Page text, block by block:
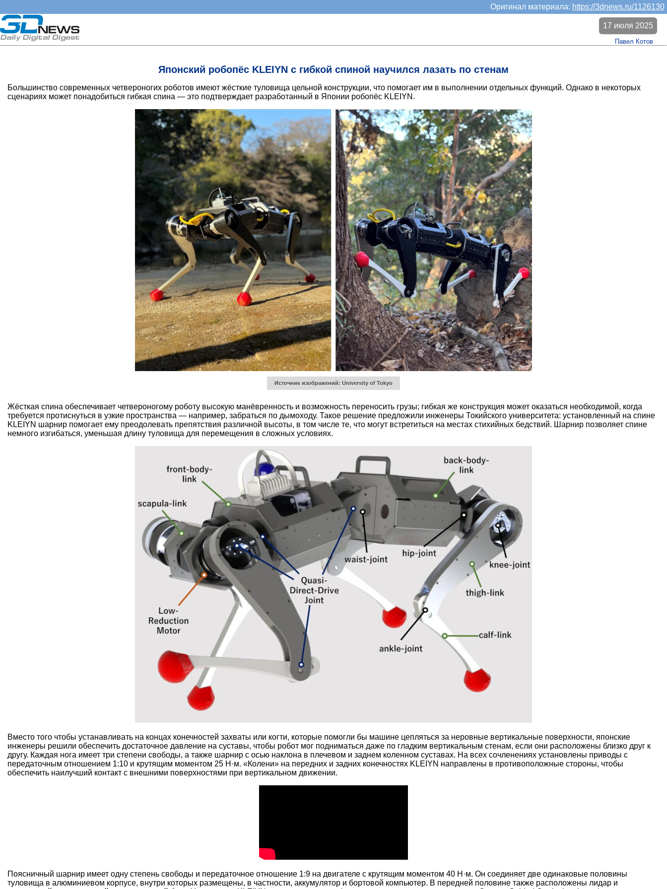
Оригинал материала: https://3dnews.ru/1126130
Японский робопёс KLEIYN с гибкой спиной научился лазать по стенам
17 июля 2025
Павел Котов
Большинство современных четвероногих роботов имеют жёсткие туловища цельной конструкции, что помогает им в выполнении отдельных функций. Однако в некоторых
сценариях может понадобиться гибкая спина — это подтверждает разработанный в Японии робопёс KLEIYN.
Источник изображений: University of Tokyo
Жёсткая спина обеспечивает четвероногому роботу высокую манёвренность и возможность переносить грузы; гибкая же конструкция может оказаться необходимой, когда
требуется протиснуться в узкие пространства — например, забраться по дымоходу. Такое решение предложили инженеры Токийского университета: установленный на спине
KLEIYN шарнир помогает ему преодолевать препятствия различной высоты, в том числе те, что могут встретиться на местах стихийных бедствий. Шарнир позволяет спине
немного изгибаться, уменьшая длину туловища для перемещения в сложных условиях.
Вместо того чтобы устанавливать на концах конечностей захваты или когти, которые помогли бы машине цепляться за неровные вертикальные поверхности, японские
инженеры решили обеспечить достаточное давление на суставы, чтобы робот мог подниматься даже по гладким вертикальным стенам, если они расположены близко друг к
другу. Каждая нога имеет три степени свободы, а также шарнир с осью наклона в плечевом и заднем коленном суставах. На всех сочленениях установлены приводы с
передаточным отношением 1:10 и крутящим моментом 25 Н·м. «Колени» на передних и задних конечностях KLEIYN направлены в противоположные стороны, чтобы
обеспечить наилучший контакт с внешними поверхностями при вертикальном движении.
Поясничный шарнир имеет одну степень свободы и передаточное отношение 1:9 на двигателе с крутящим моментом 40 Н·м. Он соединяет две одинаковые половины
туловища в алюминиевом корпусе, внутри которых размещены, в частности, аккумулятор и бортовой компьютер. В передней половине также расположены лидар и